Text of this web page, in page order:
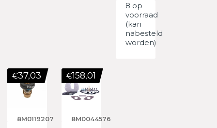
8 op
voorraad
(kan
nabesteld
worden)
8M0119207
€37,03
8M0044576
€158,01